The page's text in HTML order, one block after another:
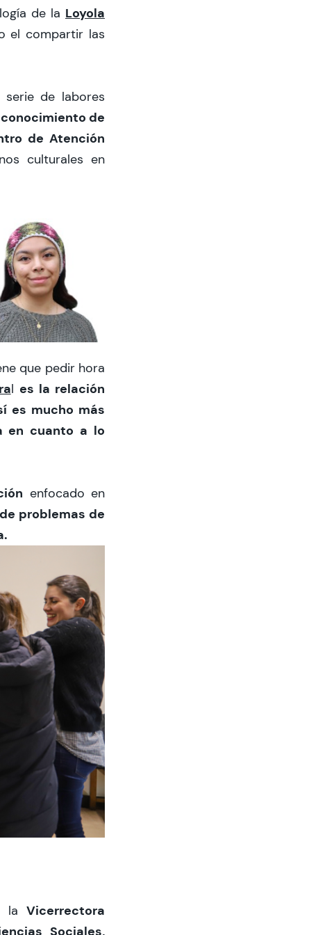
de la Loyola
el compartir las
de labores
de
de Atención
culturales en
que pedir hora
l es la relación
es mucho más
en cuanto a lo
enfocado en
problemas de
laVicerrectora
Sociales,